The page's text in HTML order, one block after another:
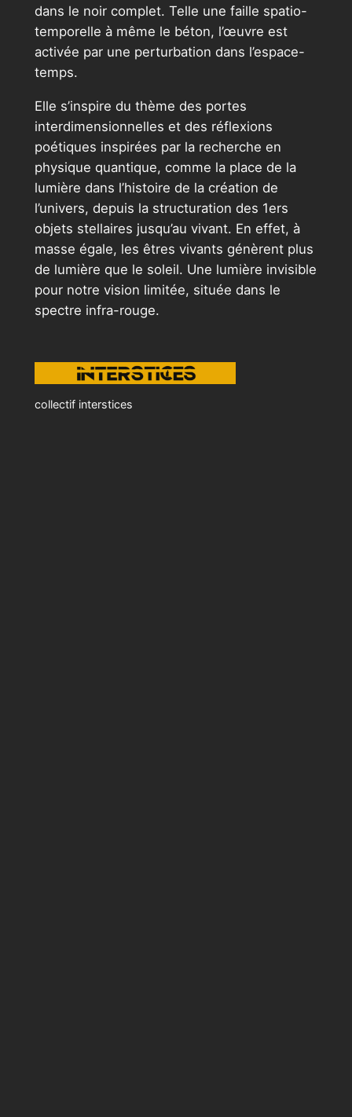
dans le noir complet. Telle une faille spatio-
temporelle à même le béton, l’œuvre est
activée par une perturbation dans l’espace-
temps.
Elle s’inspire du thème des portes
interdimensionnelles et des réflexions
poétiques inspirées par la recherche en
physique quantique, comme la place de la
lumière dans l’histoire de la création de
l’univers, depuis la structuration des 1ers
objets stellaires jusqu’au vivant. En effet, à
masse égale, les êtres vivants génèrent plus
de lumière que le soleil. Une lumière invisible
pour notre vision limitée, située dans le
spectre infra-rouge.
collectif interstices